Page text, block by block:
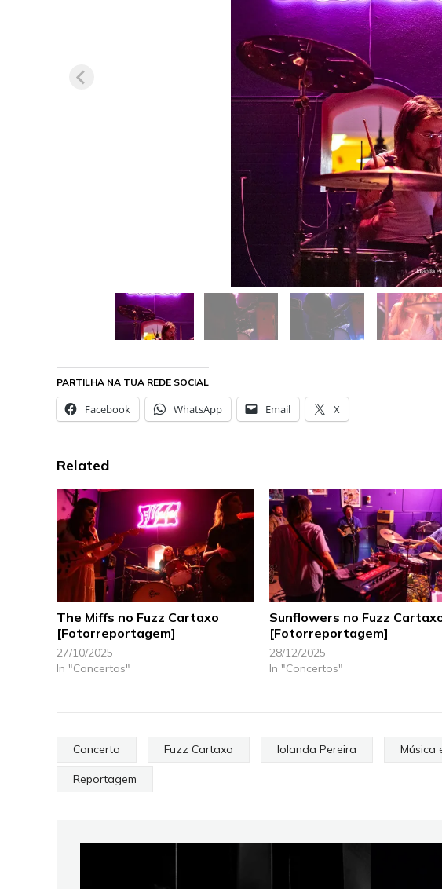
PARTILHA NA TUA REDE SOCIAL
Facebook WhatsApp Email X
Related
The Miffs no Fuzz Cartaxo
[Fotorreportagem]
27/10/2025
In "Concertos"
Sunflowers no Fuzz
[Fotorreportagem]
28/12/2025
In "Concertos"
Concerto Fuzz Cartaxo Iolanda Pereira Música
Reportagem